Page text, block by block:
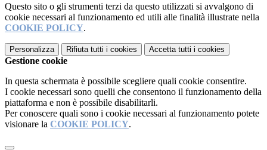
Questo sito o gli strumenti terzi da questo utilizzati si avvalgono di
cookie necessari al funzionamento ed utili alle finalità illustrate nella
COOKIE POLICY.
Personalizza Rifiuta tutti i cookies Accetta tutti i cookies
Gestione cookie
In questa schermata è possibile scegliere quali cookie consentire.
I cookie necessari sono quelli che consentono il funzionamento della
piattaforma e non è possibile disabilitarli.
Per conoscere quali sono i cookie necessari al funzionamento potete
visionare la COOKIE POLICY.